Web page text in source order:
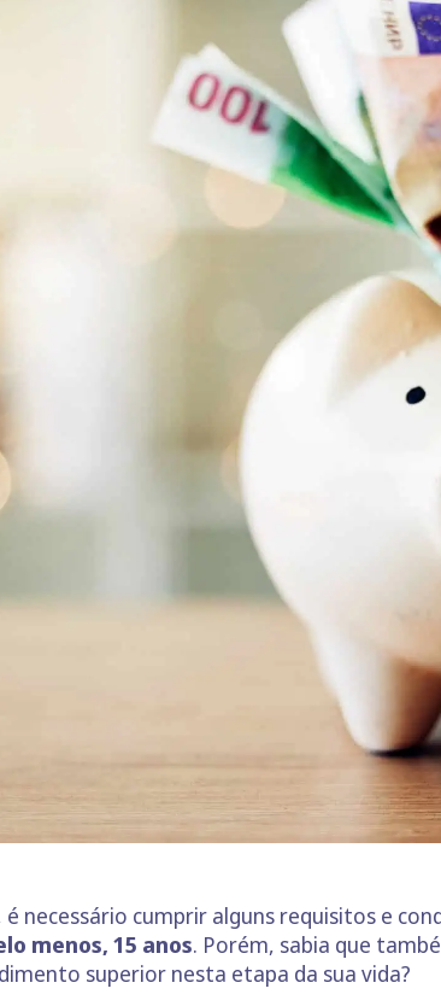
necessário cumprir alguns requisitos e
menos, 15 anos. Porém, sabia que
superior nesta etapa da sua vida?